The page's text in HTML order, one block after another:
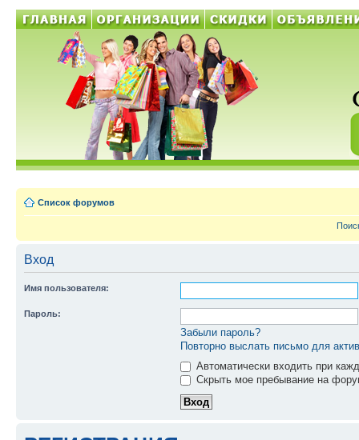
Список форумов
Вход
Имя пользователя:
Пароль:
Забыли пароль?
Повторно выслать письмо для
Автоматически входить при
Скрыть мое пребывание на